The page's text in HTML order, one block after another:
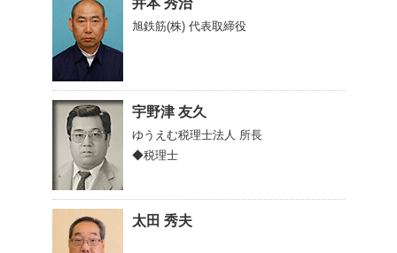
井本 秀治
旭鉄筋(株) 代表取締役
宇野津 友久
ゆうえむ税理士法人 所長
◆税理士
太田 秀夫